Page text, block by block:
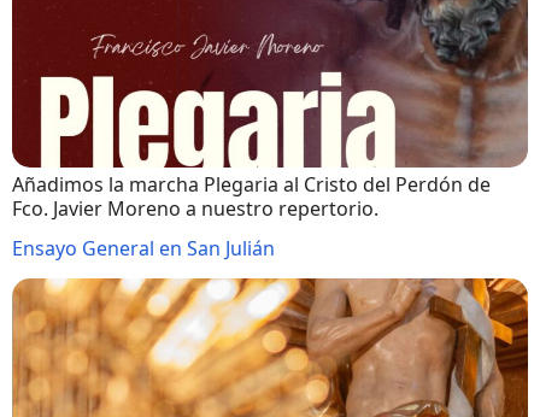
Añadimos la marcha Plegaria al Cristo del Perdón de
Fco. Javier Moreno a nuestro repertorio.
Ensayo General en San Julián